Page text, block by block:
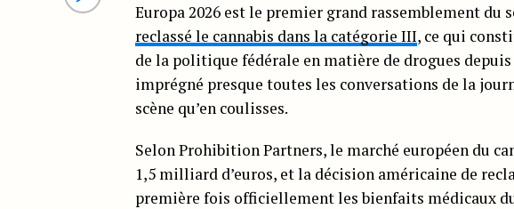
Europa 2026 est le premier grand rassemblement du
reclassé le cannabis dans la catégorie III, ce qui
de la politique fédérale en matière de drogues
imprégné presque toutes les conversations de la
scène qu’en coulisses.
Selon Prohibition Partners, le marché européen du
1,5 milliard d’euros, et la décision américaine de
première fois officiellement les bienfaits médicaux